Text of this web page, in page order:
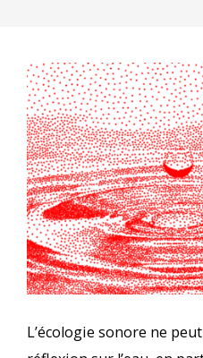
L’écologie sonore ne